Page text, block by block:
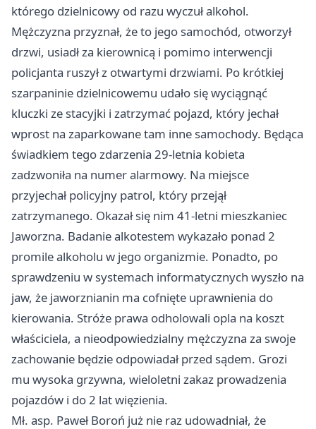
którego dzielnicowy od razu wyczuł alkohol.
Mężczyzna przyznał, że to jego samochód, otworzył
drzwi, usiadł za kierownicą i pomimo interwencji
policjanta ruszył z otwartymi drzwiami. Po krótkiej
szarpaninie dzielnicowemu udało się wyciągnąć
kluczki ze stacyjki i zatrzymać pojazd, który jechał
wprost na zaparkowane tam inne samochody. Będąca
świadkiem tego zdarzenia 29-letnia kobieta
zadzwoniła na numer alarmowy. Na miejsce
przyjechał policyjny patrol, który przejął
zatrzymanego. Okazał się nim 41-letni mieszkaniec
Jaworzna. Badanie alkotestem wykazało ponad 2
promile alkoholu w jego organizmie. Ponadto, po
sprawdzeniu w systemach informatycznych wyszło na
jaw, że jaworznianin ma cofnięte uprawnienia do
kierowania. Stróże prawa odholowali opla na koszt
właściciela, a nieodpowiedzialny mężczyzna za swoje
zachowanie będzie odpowiadał przed sądem. Grozi
mu wysoka grzywna, wieloletni zakaz prowadzenia
pojazdów i do 2 lat więzienia.
Mł. asp. Paweł Boroń już nie raz udowadniał, że